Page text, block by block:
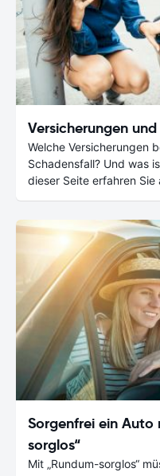
Versicherungen
Welche Versicherungen
Schadensfall? Und was
dieser Seite erfahren
Sorgenfrei ein Auto
sorglos“
Mit „Rundum-sorglos“